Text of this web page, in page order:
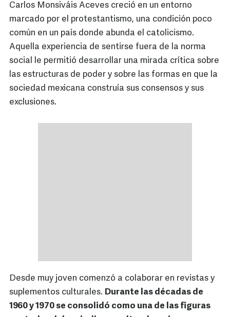
Carlos Monsiváis Aceves creció en un entorno
marcado por el protestantismo, una condición poco
común en un país donde abunda el catolicismo.
Aquella experiencia de sentirse fuera de la norma
social le permitió desarrollar una mirada crítica sobre
las estructuras de poder y sobre las formas en que la
sociedad mexicana construía sus consensos y sus
exclusiones.
Desde muy joven comenzó a colaborar en revistas y
suplementos culturales. Durante las décadas de
1960 y 1970 se consolidó como una de las figuras